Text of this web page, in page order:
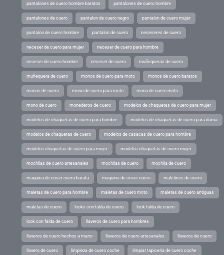
pantalones de cuero hombre baratos pantalones de cuero hombre
pantalones de cuero pantalon de cuero negro pantalon de cuero mujer
pantalon de cuero hombre pantalon de cuero neceseres de cuero
neceser de cuero para mujer neceser de cuero para hombre
neceser de cuero hombre neceser de cuero muñequeras de cuero
muñequera de cuero monos de cuero para moto monos de cuero baratos
monos de cuero mono de cuero para moto mono de cuero moto
mono de cuero monederos de cuero modelos de chaquetas de cuero para mujer
modelos de chaquetas de cuero para hombre modelos de chaquetas de cuero para dama
modelos de chaquetas de cuero modelos de casacas de cuero para hombre
modelos chaquetas de cuero para mujer modelos chaquetas de cuero mujer
mochilas de cuero artesanales mochilas de cuero mochila de cuero
maquina de coser cuero barata maquina de coser cuero maletines de cuero
maletas de cuero para hombre maletas de cuero moto maletas de cuero antiguas
maletas de cuero looks con falda de cuero look falda de cuero
look con falda de cuero llaveros de cuero para hombres
llaveros de cuero hechos a mano llaveros de cuero artesanales llaveros de cuero
llavero de cuero limpieza de cuero coche limpiar tapiceria de cuero coche